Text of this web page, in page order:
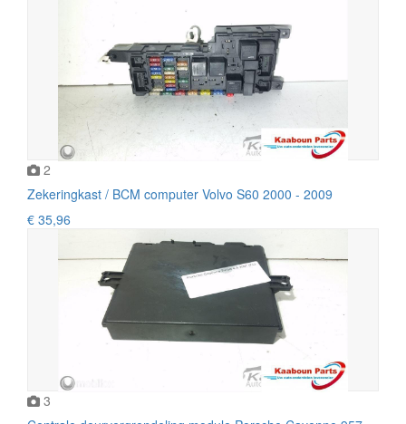
2
Zekeringkast / BCM computer Volvo S60 2000 - 2009
€ 35,96
3